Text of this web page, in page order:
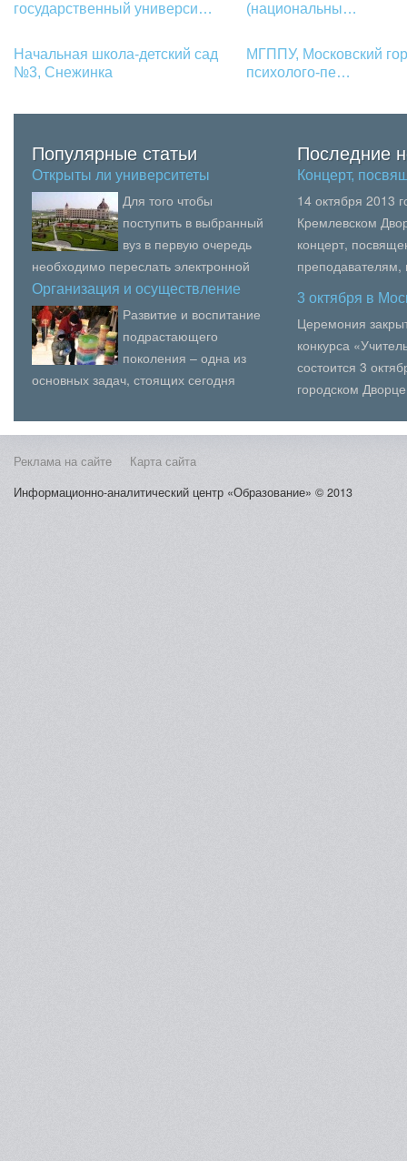
государственный универси…
(национальны…
Начальная школа-детский сад
№3, Снежинка
МГППУ, Московский
психолого-пе…
Популярные статьи
Открыты ли университеты
Москвы…
Для того чтобы
поступить в выбранный
вуз в первую очередь
необходимо переслать электронной
почтой или факсом такие документы:
аттестат с указанием пре...
Организация и осуществление
ме…
Развитие и воспитание
подрастающего
поколения – одна из
основных задач, стоящих сегодня
местного самоуправления поселени...
Последние
Концерт,
14 октября 2013
Кремлевском
концерт,
образования,
вузов Москвы.В
3 октября в
Церемония
конкурса
состоится 3
городском
Косыг...
Реклама на сайте
Карта сайта
Информационно-аналитический центр «Образование» © 2013